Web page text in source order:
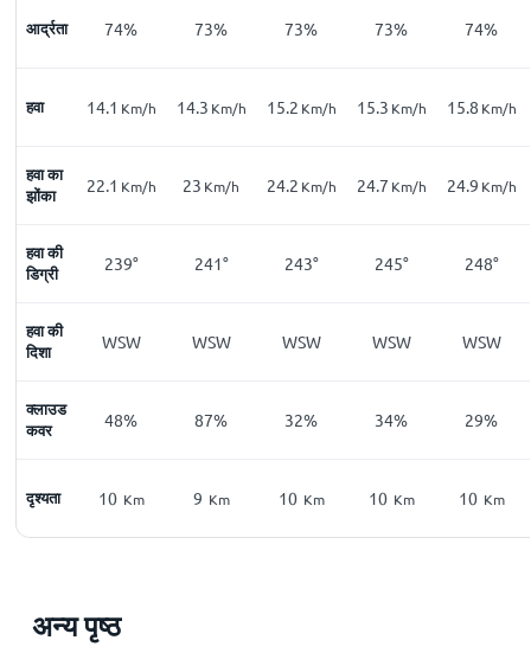
आर्द्रता 74% 73% 73% 73% 74%
हवा 14.1 Km/h 14.3 Km/h 15.2 Km/h 15.3 Km/h 15.8 Km/h
हवा का
झोंका
22.1 Km/h 23 Km/h 24.2 Km/h 24.7 Km/h 24.9 Km/h
हवा की
डिग्री
239° 241° 243° 245° 248°
हवा की
दिशा
WSW WSW WSW WSW WSW
क्लाउड
कवर
48% 87% 32% 34% 29%
दृश्यता 10 Km 9 Km 10 Km 10 Km 10 Km
अन्य पृष्ठ